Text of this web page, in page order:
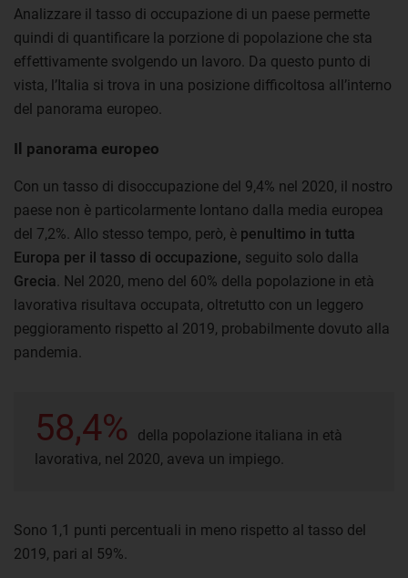
Analizzare il tasso di occupazione di un paese permette
quindi di quantificare la porzione di popolazione che sta
effettivamente svolgendo un lavoro. Da questo punto di
vista, l’Italia si trova in una posizione difficoltosa all’interno
del panorama europeo.
Il panorama europeo
Con un tasso di disoccupazione del 9,4% nel 2020, il nostro
paese non è particolarmente lontano dalla media europea
del 7,2%. Allo stesso tempo, però, è penultimo in tutta
Europa per il tasso di occupazione, seguito solo dalla
Grecia. Nel 2020, meno del 60% della popolazione in età
lavorativa risultava occupata, oltretutto con un leggero
peggioramento rispetto al 2019, probabilmente dovuto alla
pandemia.
58,4%
della popolazione italiana in età
lavorativa, nel 2020, aveva un impiego.
Sono 1,1 punti percentuali in meno rispetto al tasso del
2019, pari al 59%.